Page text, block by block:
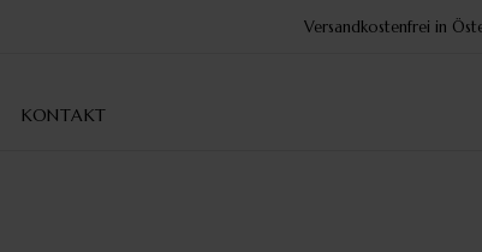
Versandkostenfrei in
KONTAKT